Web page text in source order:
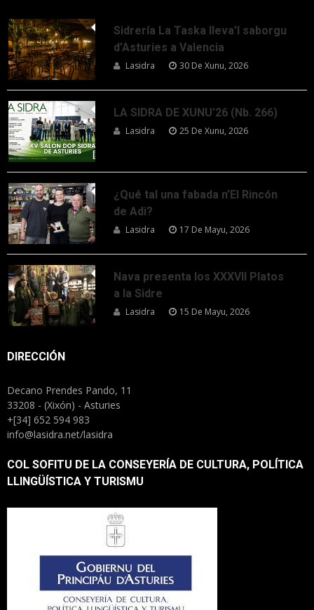
Sidrería La Taska lleva’l saborgu
d’Asturies a Valencia
Lasidra 30 De Xunu, 2026
LA SIDRA DE XUNU’26 (Nb. 266)
Lasidra 25 De Xunu, 2026
¿Qué tal una fabada n’El Rincón
de Adi?
Lasidra 17 De Mayu, 2026
Nava presenta los XXXVII Platos
a la Sidre
Lasidra 15 De Mayu, 2026
DIRECCIÓN
Decano Prendes Pando, 11
33208 - (Xixón) - Asturies
+[34] 652 594 983
info@lasidra.net/lasidra
COL SOFITU DE LA CONSEYERÍA DE CULTURA, POLÍTICA
LLINGÜÍSTICA Y TURISMU